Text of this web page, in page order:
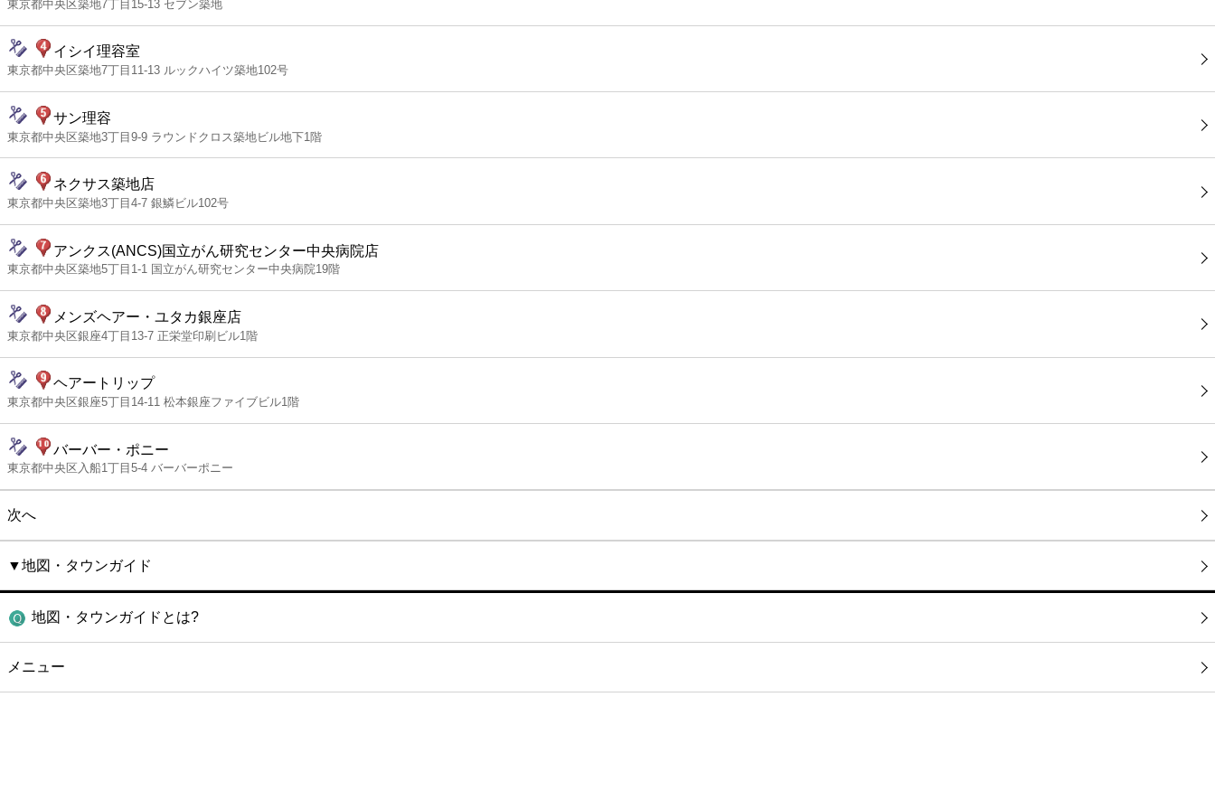
東京都中央区築地7丁目15-13 セブン築地
イシイ理容室
東京都中央区築地7丁目11-13 ルックハイツ築地102号
サン理容
東京都中央区築地3丁目9-9 ラウンドクロス築地ビル地下1階
ネクサス築地店
東京都中央区築地3丁目4-7 銀鱗ビル102号
アンクス(ANCS)国立がん研究センター中央病院店
東京都中央区築地5丁目1-1 国立がん研究センター中央病院19階
メンズヘアー・ユタカ銀座店
東京都中央区銀座4丁目13-7 正栄堂印刷ビル1階
ヘアートリップ
東京都中央区銀座5丁目14-11 松本銀座ファイブビル1階
バーバー・ポニー
東京都中央区入船1丁目5-4 バーバーポニー
次へ
▼地図・タウンガイド
地図・タウンガイドとは?
メニュー